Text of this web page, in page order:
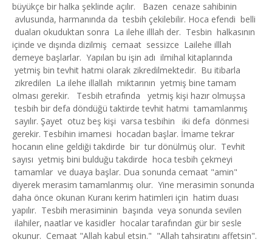
büyükçe bir halka şeklinde açılır. Bazen cenaze sahibinin
avlusunda, harmanında da tesbih çekilebilir. Hoca efendi belli
duaları okuduktan sonra La ilehe illlah der. Tesbin halkasının
içinde ve dışında dizilmiş cemaat sessizce Lailehe illlah
demeye başlarlar. Yapılan bu işin adı ilmihal kitaplarında
yetmiş bin tevhit hatmi olarak zikredilmektedir. Bu itibarla
zikredilen La ilehe illallah miktarının yetmiş bine tamam
olması gerekir. Tesbih etrafında yetmiş kişi hazır olmuşsa
tesbih bir defa döndüğü taktirde tevhit hatmi tamamlanmış
sayılır. Şayet otuz beş kişi varsa tesbihin iki defa dönmesi
gerekir. Tesbihin imamesi hocadan başlar. İmame tekrar
hocanın eline geldiği takdirde bir tur dönülmüş olur. Tevhit
sayısı yetmiş bini bulduğu takdirde hoca tesbih çekmeyi
tamamlar ve duaya başlar. Dua sonunda cemaat "amin"
diyerek merasim tamamlanmış olur. Yine merasimin sonunda
daha önce okunan Kuranı kerim hatimleri için hatim duası
yapılır. Tesbih merasiminin başında veya sonunda sevilen
ilahiler, naatlar ve kasidler hocalar tarafından gür bir sesle
okunur. Cemaat "Allah kabul etsin." "Allah tahsiratını affetsin".